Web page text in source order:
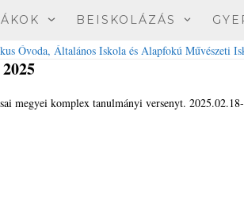
BEISKOLÁZÁS
megyei komplex tanulmányi versenyt.